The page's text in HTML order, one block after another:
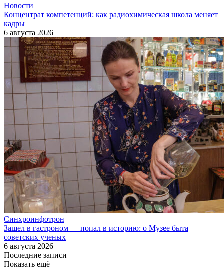
Новости
Концентрат компетенций: как радиохимическая школа меняет
кадры
6 августа 2026
Синхроинфотрон
Зашел в гастроном — попал в историю: о Музее быта
советских ученых
6 августа 2026
Последние записи
Показать ещё